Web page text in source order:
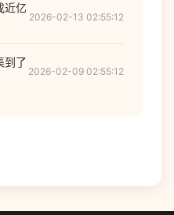
近亿
2026-02-13 02:55:12
到了
2026-02-09 02:55:12